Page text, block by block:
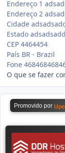
Endereço 1
Endereço 2
Cidade
Estado
CEP 4464454
País BR - Brazil
Fone
O que se fazer